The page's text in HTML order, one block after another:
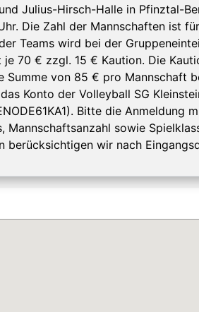
Julius-Hirsch-Halle in Pfinztal-
Die Zahl der Mannschaften ist
Teams wird bei der
70 € zzgl. 15 € Kaution. Die
Summe von 85 € pro Mannschaft
Konto der Volleyball SG
Bitte die Anmeldung
Mannschaftsanzahl sowie
berücksichtigen wir nach